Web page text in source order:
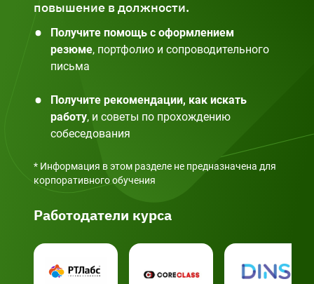
повышение в должности.
Получите помощь с оформлением
резюме, портфолио и сопроводительного
письма
Получите рекомендации, как искать
работу, и советы по прохождению
собеседования
* Информация в этом разделе не предназначена для
корпоративного обучения
Работодатели курса